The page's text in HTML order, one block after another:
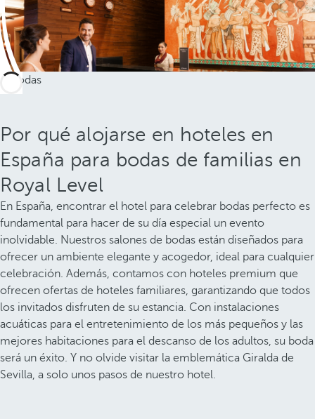
Por qué alojarse en hoteles en
España para bodas de familias en
Royal Level
En España, encontrar el hotel para celebrar bodas perfecto es
fundamental para hacer de su día especial un evento
inolvidable. Nuestros salones de bodas están diseñados para
ofrecer un ambiente elegante y acogedor, ideal para cualquier
celebración. Además, contamos con hoteles premium que
ofrecen ofertas de hoteles familiares, garantizando que todos
los invitados disfruten de su estancia. Con instalaciones
acuáticas para el entretenimiento de los más pequeños y las
mejores habitaciones para el descanso de los adultos, su boda
será un éxito. Y no olvide visitar la emblemática Giralda de
Sevilla, a solo unos pasos de nuestro hotel.